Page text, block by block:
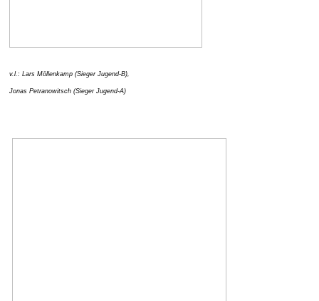
v.l.: Lars Möllenkamp (Sieger Jugend-B),
Jonas Petranowitsch (Sieger Jugend-A)